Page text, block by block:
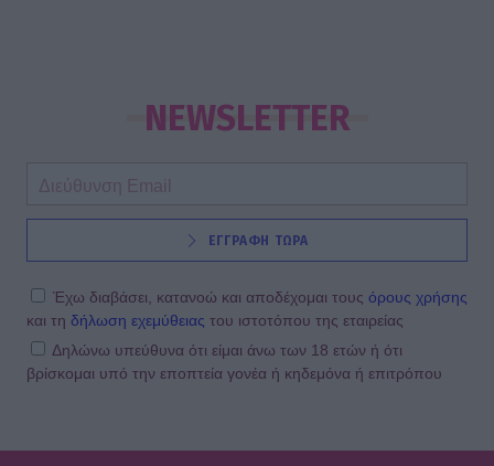
NEWSLETTER
ΕΓΓΡΑΦΗ ΤΩΡΑ
Έχω διαβάσει, κατανοώ και αποδέχομαι τους όρους χρήσης
και τη δήλωση εχεμύθειας του ιστοτόπου της εταιρείας
Δηλώνω υπεύθυνα ότι είμαι άνω των 18 ετών ή ότι
βρίσκομαι υπό την εποπτεία γονέα ή κηδεμόνα ή επιτρόπου